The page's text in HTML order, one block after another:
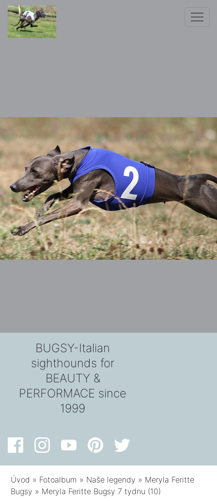
BUGSY-Italian
sighthounds for
BEAUTY &
PERFORMACE since
1999
Úvod » Fotoalbum » Naše legendy » Meryla Feritte
Bugsy » Meryla Feritte Bugsy 7 tydnu (10)